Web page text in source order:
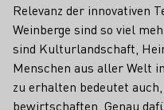
Relevanz der innovativen
Weinberge sind so viel
sind Kulturlandschaft,
Menschen aus aller Welt
zu erhalten bedeutet
bewirtschaften. Genau